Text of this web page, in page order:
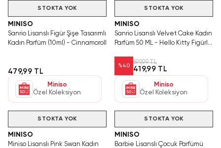
STOKTA YOK
MINISO
Sanrio Lisanslı Figür Şişe Tasarımlı
Kadın Parfüm (10ml) - Cinnamoroll
479,99 TL
Miniso
Özel Koleksiyon
STOKTA YOK
MINISO
Sanrio Lisanslı Velvet Cake Kadın
Parfüm 50 ML - Hello Kitty Figürlü
%40
699,99 TL
419,99 TL
Miniso
Özel Koleksiyon
STOKTA YOK
MINISO
Miniso Lisanslı Pink Swan Kadın
STOKTA YOK
MINISO
Barbie Lisanslı Çocuk Parfümü